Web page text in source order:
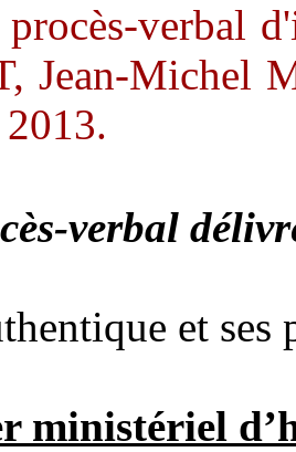
procès-verbal
Jean-Michel
verbal
et
ministériel